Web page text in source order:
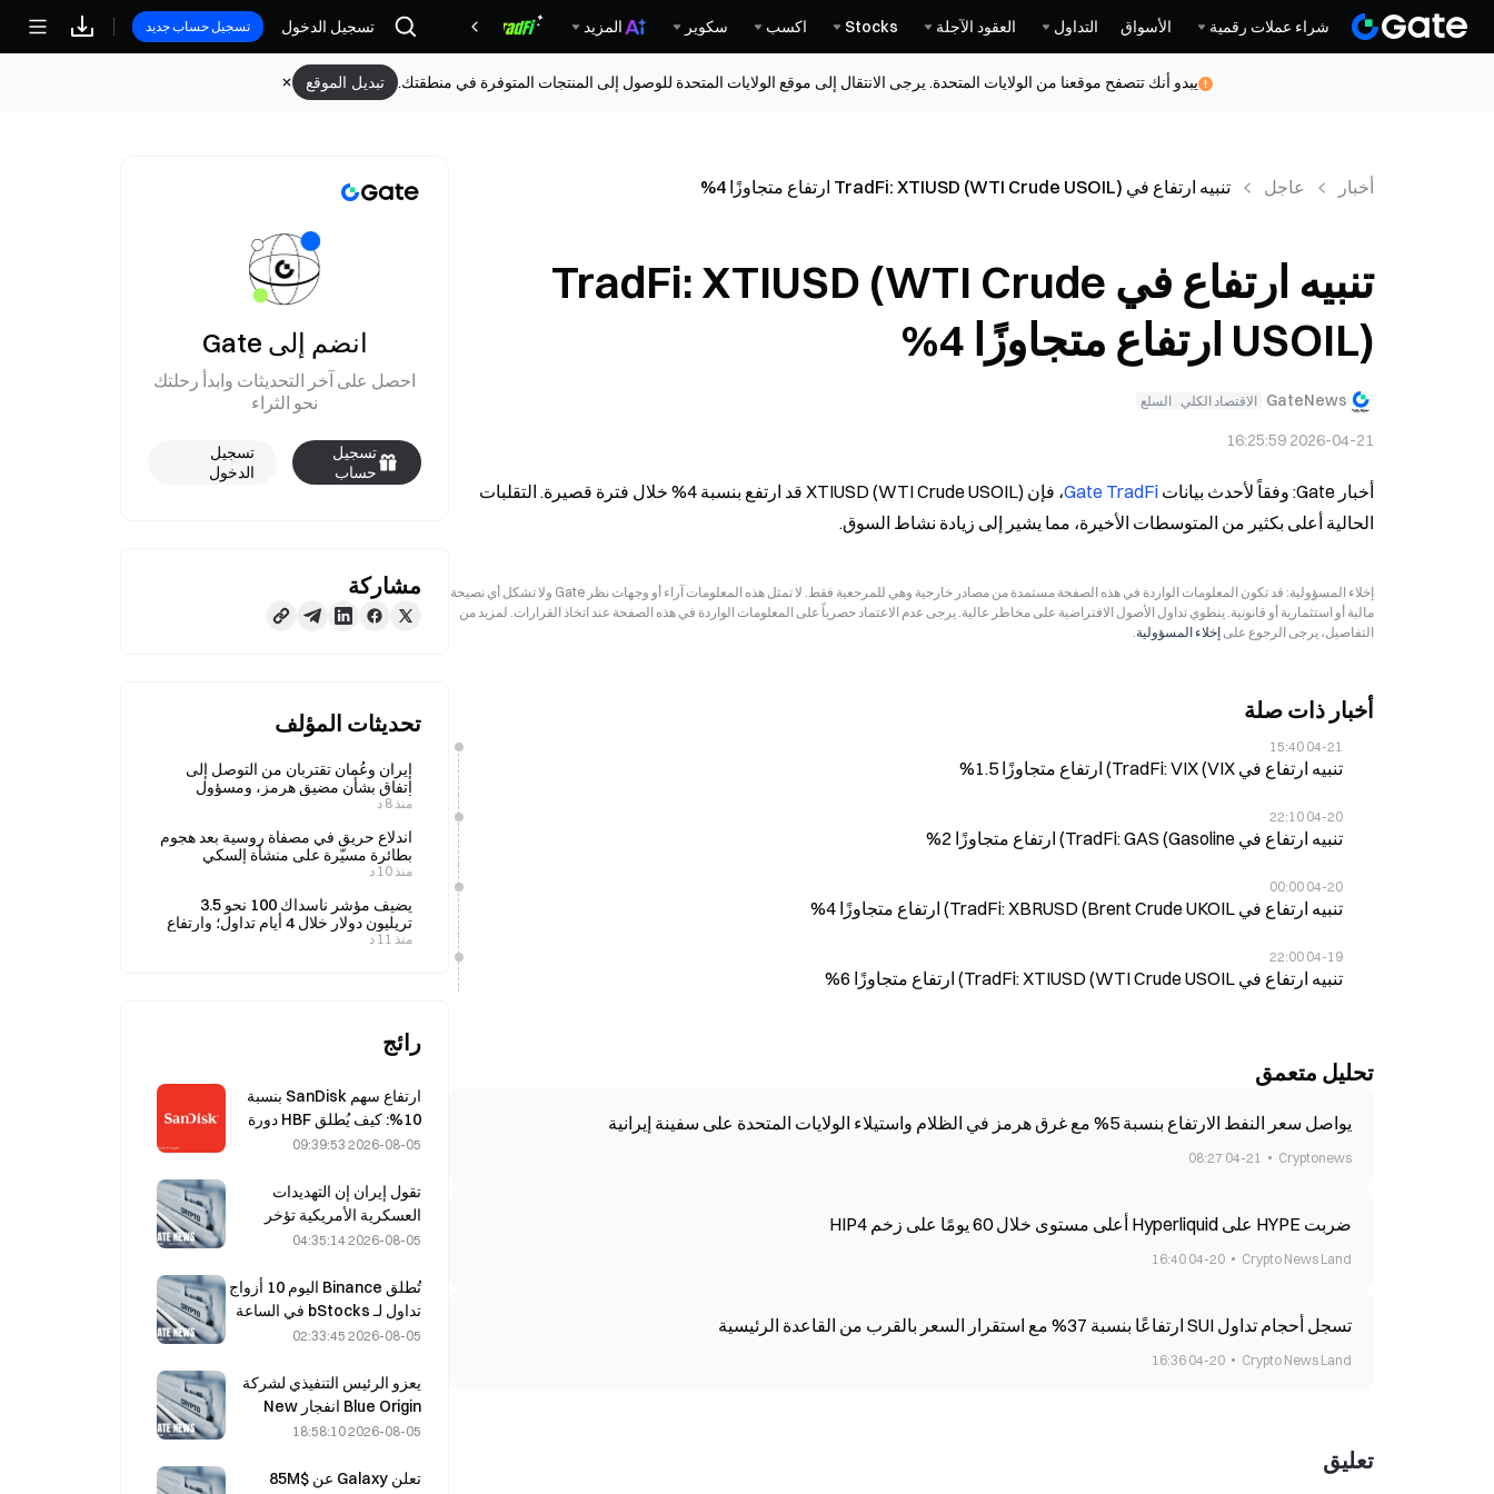
شراء عملات رقمية الأسواق التداول العقود الآجلة Stocks اكسب سكوير المزيد مكافآتتسجيل الدخول تسجيل حساب جديد
يبدو أنك تتصفح موقعنا من الولايات المتحدة. يرجى الانتقال إلى موقع الولايات المتحدة للوصول إلى المنتجات المتوفرة في منطقتك. تبديل الموقع
أخبار عاجل تنبيه ارتفاع في TradFi: XTIUSD (WTI Crude USOIL) ارتفاع متجاوزًا 4%
تنبيه ارتفاع في TradFi: XTIUSD (WTI Crude
USOIL) ارتفاع متجاوزًا 4%
GateNews الاقتصاد الكلي السلع
2026-04-21 16:25:59
أخبار Gate: وفقاً لأحدث بيانات Gate TradFi
الحالية أعلى بكثير من المتوسطات الأخيرة، مما يشير إلى زيادة نشاط السوق.
إخلاء المسؤولية: قد تكون المعلومات الواردة في هذه الصفحة مستمدة من مصادر خارجية وهي للمرجعية فقط. لا تمثل هذه المعلومات آراء أو وجهات نظر Gate ولا تشكل أي نصيحة
مالية أو استثمارية أو قانونية. ينطوي تداول الأصول الافتراضية على مخاطر عالية. يرجى عدم الاعتماد حصرياً على المعلومات الواردة في هذه الصفحة عند اتخاذ القرارات. لمزيد من
التفاصيل، يرجى الرجوع على إخلاء المسؤولية.
أخبار ذات صلة
04-21 15:40
تنبيه ارتفاع في TradFi: VIX (VIX) ارتفاع متجاوزًا 1.5%
04-20 22:10
تنبيه ارتفاع في TradFi: GAS (Gasoline) ارتفاع متجاوزًا 2%
04-20 00:00
تنبيه ارتفاع في TradFi: XBRUSD (Brent Crude UKOIL) ارتفاع متجاوزًا 4%
04-19 22:00
تنبيه ارتفاع في TradFi: XTIUSD (WTI Crude USOIL) ارتفاع متجاوزًا 6%
تحليل متعمق
يواصل سعر النفط الارتفاع بنسبة 5% مع غرق هرمز في الظلام واستيلاء الولايات المتحدة على سفينة إيرانية
Cryptonews
04-21 08:27
ضربت HYPE على Hyperliquid أعلى مستوى خلال 60 يومًا على زخم HIP4
Crypto News Land
04-20 16:40
تسجل أحجام تداول SUI ارتفاعًا بنسبة 37% مع استقرار السعر بالقرب من القاعدة الرئيسية
Crypto News Land
04-20 16:36
تعليق
انضم إلى Gate
احصل على آخر التحديثات وابدأ رحلتك
نحو الثراء
تسجيل
حساب
تسجيل
الدخول
مشاركة
تحديثات المؤلف
إيران وعُمان تقتربان من التوصل إلى
اتفاق بشأن مضيق هرمز، ومسؤول
أمريكي يقول إن الاتفاق متوقع قريبًا
منذ 8 د
اندلاع حريق في مصفاة روسية بعد هجوم
بطائرة مسيّرة على منشأة إلسكي
منذ 10 د
يضيف مؤشر ناسداك 100 نحو 3.5
تريليون دولار خلال 4 أيام تداول؛ وارتفاع
منذ 11 د
رائج
ارتفاع سهم SanDisk بنسبة
10%: كيف يُطلق HBF دورة
جديدة في تخزين الذكاء
المالية تأكيد مبررات النمو؟
2026-08-05 09:39:53
تقول إيران إن التهديدات
العسكرية الأمريكية تؤخر
اتفاقها مع عُمان بشأن مضيق
2026-08-05 04:35:14
تُطلق Binance اليوم 10 أزواج
تداول لـ bStocks في الساعة
2026-08-05 02:33:45
يعزو الرئيس التنفيذي لشركة
Blue Origin انفجار New
Glenn في مايو إلى تعطل2026-08-05 18:58:10
تعلن Galaxy عن $85M